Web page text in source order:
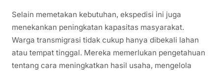
Selain memetakan kebutuhan, ekspedisi ini juga
menekankan peningkatan kapasitas masyarakat.
Warga transmigrasi tidak cukup hanya dibekali lahan
atau tempat tinggal. Mereka memerlukan pengetahuan
tentang cara meningkatkan hasil usaha, mengelola